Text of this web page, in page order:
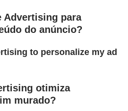
Advertising para
do anúncio?
to personalize my ad
otimiza
murado?